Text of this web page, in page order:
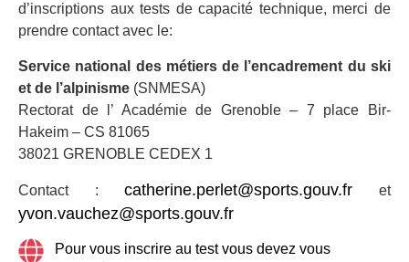
d’inscriptions aux tests de capacité technique, merci de
prendre contact avec le:
Service national des métiers de l’encadrement du ski
et de l’alpinisme (SNMESA)
Rectorat de l’ Académie de Grenoble – 7 place Bir-
Hakeim – CS 81065
38021 GRENOBLE CEDEX 1
Contact :catherine.perlet@sports.gouv.fr et
yvon.vauchez@sports.gouv.fr
Pour vous inscrire au test vous devez vous